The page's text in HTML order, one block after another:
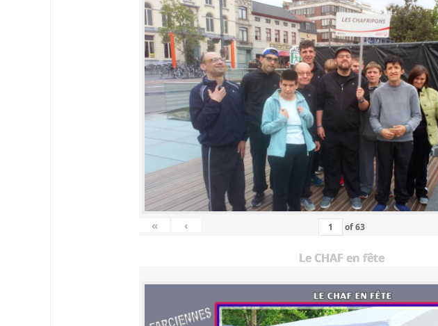
« ‹ of63
Le CHAF en fête